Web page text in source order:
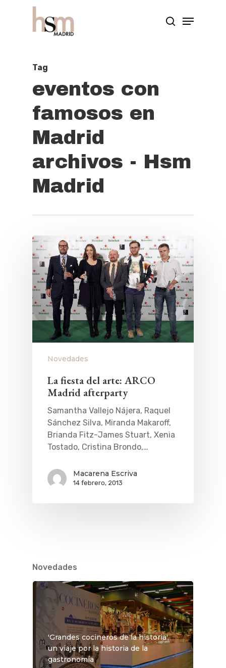
Tag
eventos con
famosos en
Madrid
archivos - Hsm
Madrid
Novedades
La fiesta del arte: ARCO
Madrid afterparty
Samantha Vallejo Nájera, Raquel
Sánchez Silva, Miranda Makaroff,
Brianda Fitz-James Stuart, Xenia
Tostado, Cristina Brondo,…
Macarena Escriva
14 febrero, 2013
Novedades
'Grandes cocineros de la historia',
un viaje por la historia de la
gastronomía